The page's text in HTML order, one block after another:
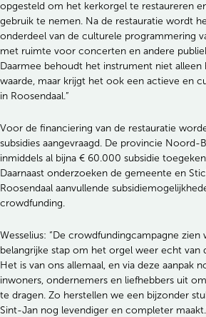
opgesteld om het kerkorgel te restaureren
gebruik te nemen. Na de restauratie wordt
onderdeel van de culturele programmering
met ruimte voor concerten en andere
Daarmee behoudt het instrument niet alleen
waarde, maar krijgt het ook een actieve en
in Roosendaal.”
Voor de financiering van de restauratie
subsidies aangevraagd. De provincie Noord-
inmiddels al bijna € 60.000 subsidie
Daarnaast onderzoeken de gemeente en
Roosendaal aanvullende
crowdfunding.
Wesselius: “De crowdfundingcampagne zien
belangrijke stap om het orgel weer echt van
Het is van ons allemaal, en via deze aanpak
inwoners, ondernemers en liefhebbers uit
te dragen. Zo herstellen we een bijzonder
Sint-Jan nog levendiger en completer